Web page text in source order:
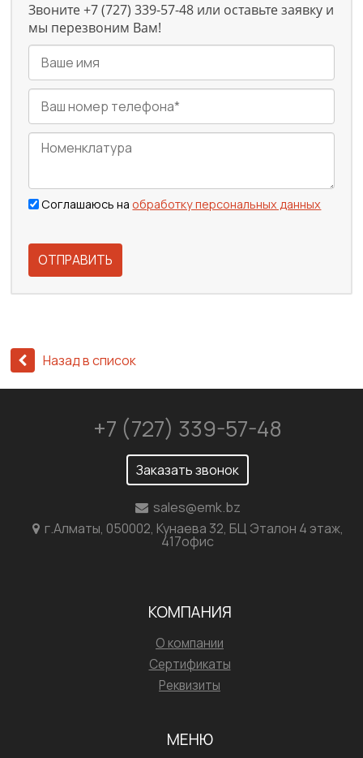
Звоните +7 (727) 339-57-48 или оставьте заявку и
мы перезвоним Вам!
Соглашаюсь наобработку персональных данных
ОТПРАВИТЬ
Назад в список
+7 (727) 339-57-48
Заказать звонок
sales@emk.bz
г.Алматы, 050002, Кунаева 32, БЦ Эталон 4 этаж,
417офис
КОМПАНИЯ
О компании
Сертификаты
Реквизиты
МЕНЮ